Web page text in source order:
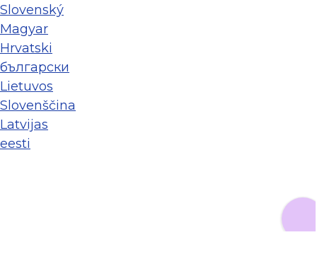
Slovenský
Magyar
Hrvatski
български
Lietuvos
Slovenščina
Latvijas
eesti